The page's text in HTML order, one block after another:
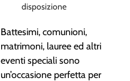
disposizione
Battesimi, comunioni,
matrimoni, lauree ed altri
eventi speciali sono
un’occasione perfetta per